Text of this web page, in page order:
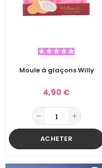
Moule à glaçons Willy
4,90 €
ACHETER